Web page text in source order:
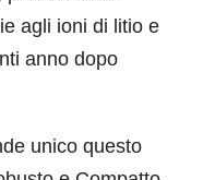
agli ioni di litio e
anno dopo
unico questo